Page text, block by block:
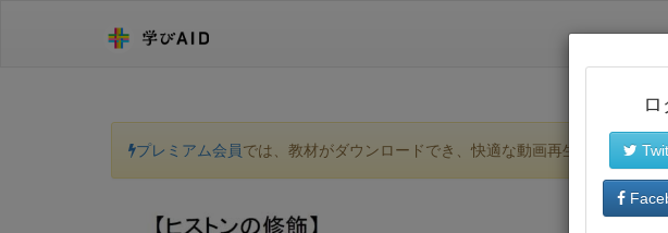
プレミアム会員では、教材がダウンロードでき、快適な動画再生環境が提供